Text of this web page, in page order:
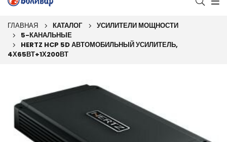
ГЛАВНАЯ КАТАЛОГ
УСИЛИТЕЛИ МОЩНОСТИ
5-КАНАЛЬНЫЕ
HERTZ HCP 5D АВТОМОБИЛЬНЫЙ УСИЛИТЕЛЬ,
4Х65ВТ+1Х200ВТ